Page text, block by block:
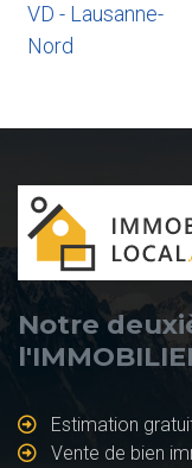
VD - Lausanne-
Nord
Notre
Estimation
Vente de bien